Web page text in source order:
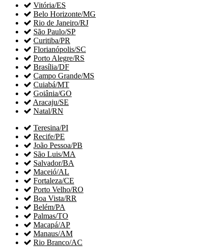
 Vitória/ES
 Belo Horizonte/MG
 Rio de Janeiro/RJ
 São Paulo/SP
 Curitiba/PR
 Florianópolis/SC
 Porto Alegre/RS
 Brasília/DF
 Campo Grande/MS
 Cuiabá/MT
 Goiânia/GO
 Aracaju/SE
 Natal/RN
 Teresina/PI
 Recife/PE
 João Pessoa/PB
 São Luis/MA
 Salvador/BA
 Maceió/AL
 Fortaleza/CE
 Porto Velho/RO
 Boa Vista/RR
 Belém/PA
 Palmas/TO
 Macapá/AP
 Manaus/AM
 Rio Branco/AC